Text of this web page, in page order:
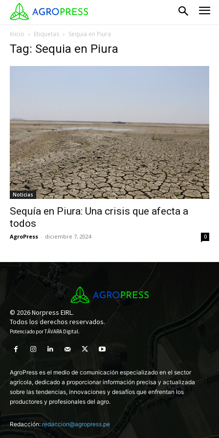
Inicio Etiquetas Sequia en Piura
Tag: Sequia en Piura
Noticias
Sequía en Piura: Una crisis que afecta a
todos
AgroPress - diciembre 7, 2024 0
© 2026 Norpress EIRL.
Todos los derechos reservados.
Potenciado porTÁVARA Digital.
AgroPress es el medio de comunicación especializado en el sector
agrícola, dedicado a proporcionar información precisa y actualizada
sobre las tendencias, innovaciones y desafíos que enfrentan los
productores y profesionales del agro.
Redacción: redaccion@agropress.pe